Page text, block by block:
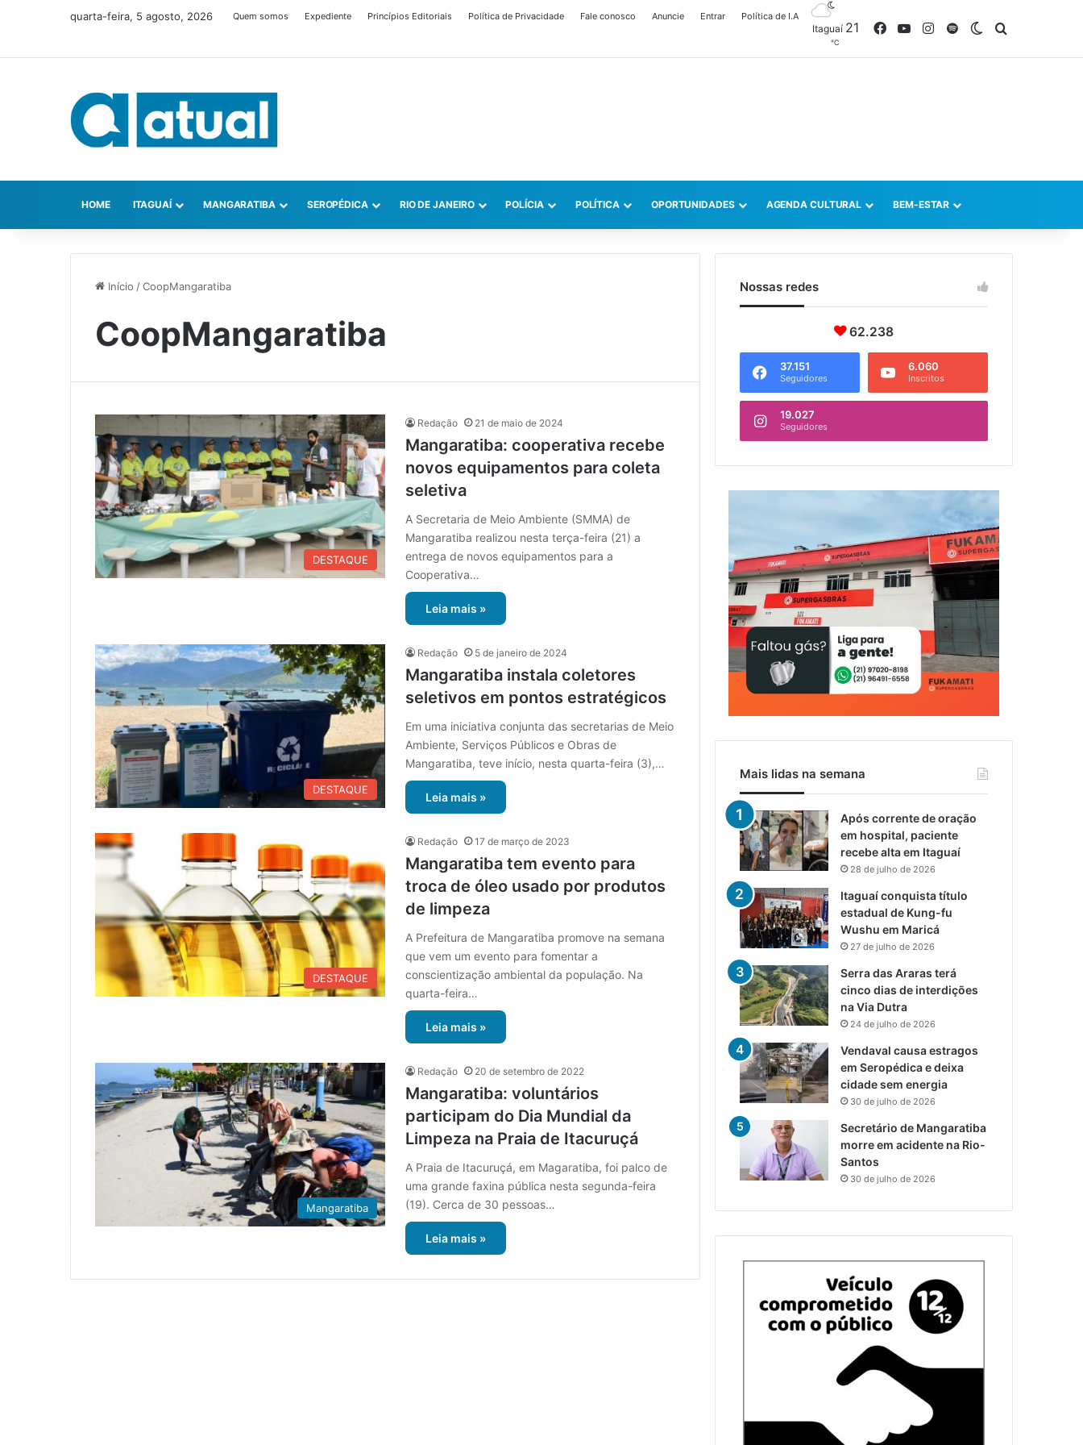
quarta-feira, 5 agosto, 2026 Quem somos Expediente Princípios Editoriais Política de Privacidade Fale conosco Anuncie Entrar Política de I.A
Itaguaí 21
℃
FacebookYouTubeInstagram
SpotifySwitch skin
HOME ITAGUAÍ MANGARATIBA SEROPÉDICA RIO DE JANEIRO POLÍCIA POLÍTICA OPORTUNIDADES AGENDA CULTURAL BEM-ESTAR
Início /CoopMangaratiba
CoopMangaratiba
DESTAQUE
Redação 21 de maio de 2024
Mangaratiba: cooperativa recebe
novos equipamentos para coleta
seletiva
A Secretaria de Meio Ambiente (SMMA) de
Mangaratiba realizou nesta terça-feira (21) a
entrega de novos equipamentos para a
Cooperativa…
Leia mais »
DESTAQUE
Redação 5 de janeiro de 2024
Mangaratiba instala coletores
seletivos em pontos estratégicos
Em uma iniciativa conjunta das secretarias de Meio
Ambiente, Serviços Públicos e Obras de
Mangaratiba, teve início, nesta quarta-feira (3),…
Leia mais »
DESTAQUE
Redação 17 de março de 2023
Mangaratiba tem evento para
troca de óleo usado por produtos
de limpeza
A Prefeitura de Mangaratiba promove na semana
que vem um evento para fomentar a
conscientização ambiental da população. Na
quarta-feira…
Leia mais »
Mangaratiba
Redação 20 de setembro de 2022
Mangaratiba: voluntários
participam do Dia Mundial da
Limpeza na Praia de Itacuruçá
A Praia de Itacuruçá, em Magaratiba, foi palco de
uma grande faxina pública nesta segunda-feira
(19). Cerca de 30 pessoas…
Leia mais »
Nossas redes
62.238
37.151
Seguidores
6.060
Inscritos
19.027
Seguidores
Mais lidas na semana
Após corrente de oração
em hospital, paciente
recebe alta em Itaguaí
28 de julho de 2026
Itaguaí conquista título
estadual de Kung-fu
Wushu em Maricá
27 de julho de 2026
Serra das Araras terá
cinco dias de interdições
na Via Dutra
24 de julho de 2026
Vendaval causa estragos
em Seropédica e deixa
cidade sem energia
30 de julho de 2026
Secretário de Mangaratiba
morre em acidente na Rio-
Santos
30 de julho de 2026